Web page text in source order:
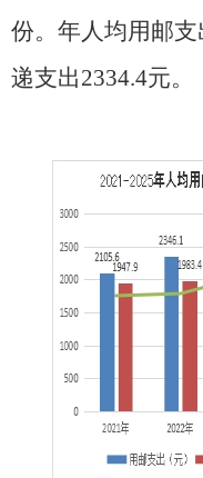
份。年人均用邮支
递支出2334.4元。